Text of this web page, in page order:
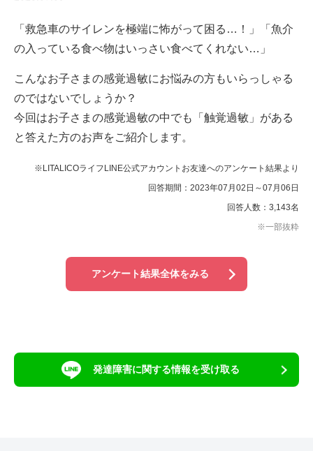
「救急車のサイレンを極端に怖がって困る…！」「魚介
の入っている食べ物はいっさい食べてくれない…」
こんなお子さまの感覚過敏にお悩みの方もいらっしゃる
のではないでしょうか？
今回はお子さまの感覚過敏の中でも「触覚過敏」がある
と答えた方のお声をご紹介します。
※LITALICOライフLINE公式アカウントお友達へのアンケート結果より
回答期間：2023年07月02日～07月06日
回答人数： 3,143名
※一部抜粋
アンケート結果全体をみる
発達障害に関する情報を受け取る